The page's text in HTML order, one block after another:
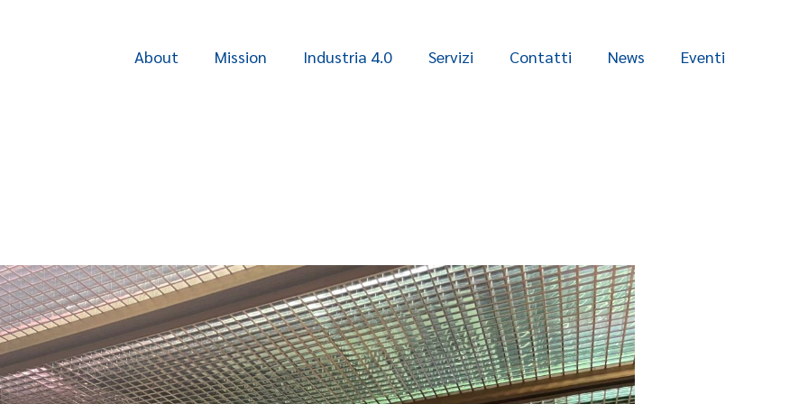
About Mission Industria 4.0 Servizi Contatti News Eventi